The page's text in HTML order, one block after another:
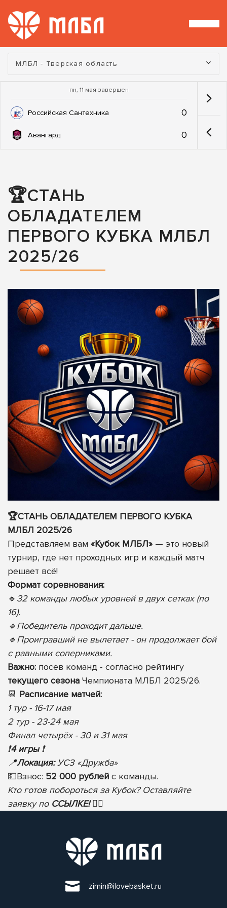
Турнир:
МЛБЛ - Тверская область
пн, 11 мая завершен
Российская Сантехника 0
Авангард 0
🏆СТАНЬ
ОБЛАДАТЕЛЕМ
ПЕРВОГО КУБКА МЛБЛ
2025/26
🏆СТАНЬ ОБЛАДАТЕЛЕМ ПЕРВОГО КУБКА
МЛБЛ 2025/26
Представляем вам «Кубок МЛБЛ» — это новый
турнир, где нет проходных игр и каждый матч
решает всё!
Формат соревнования:
🔹 32 команды любых уровней в двух сетках (по
16).
🔹Победитель проходит дальше.
🔹Проигравший не вылетает - он продолжает бой
с равными соперниками.
Важно: посев команд - согласно рейтингу
текущего сезона Чемпионата МЛБЛ 2025/26.
📆 Расписание матчей:
1 тур - 16-17 мая
2 тур - 23-24 мая
Финал четырёх - 30 и 31 мая
❗️4 игры❗️
📍Локация:УСЗ «Дружба»
💵Взнос: 52 000 рублей с команды.
Кто готов побороться за Кубок? Оставляйте
заявку по ССЫЛКЕ! ✍🏻
zimin@ilovebasket.ru